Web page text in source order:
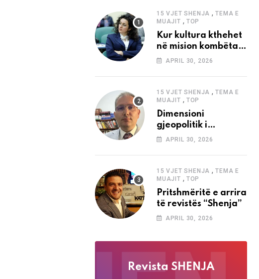
15 VJET SHENJA ,TEMA E
MUAJIT , TOP
Kur kultura kthehet
në mision kombëtar
edhe në
APRIL 30, 2026
15 VJET SHENJA ,TEMA E
MUAJIT , TOP
Dimensioni
gjeopolitik i
analizave të Abdi
“Shenja”
APRIL 30, 2026
15 VJET SHENJA ,TEMA E
MUAJIT , TOP
Pritshmëritë e arrira
të revistës “Shenja”
APRIL 30, 2026
Revista SHENJA